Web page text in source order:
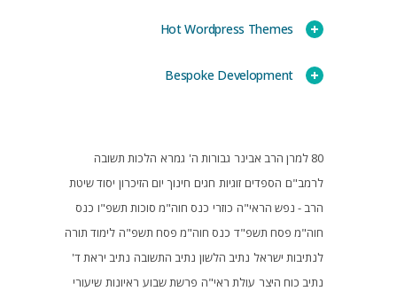
Hot Wordpress Themes
Bespoke Development
80 למרן הרב אבינר גבורות ה' גמרא הלכות תשובה
לרמב"ם הספדים זוגיות חגים חינוך יום הזיכרון יסוד שיטת
הרב - נפש הראי"ה כוזרי כנס חוה"מ סוכות תשפ"ו כנס
חוה"מ פסח תשפ"ד כנס חוה"מ פסח תשפ"ה לימוד תורה
לנתיבות ישראל נתיב הלשון נתיב התשובה נתיב יראת ד'
נתיב כוח היצר עולת ראי"ה פרשת שבוע ראיונות שיעורי